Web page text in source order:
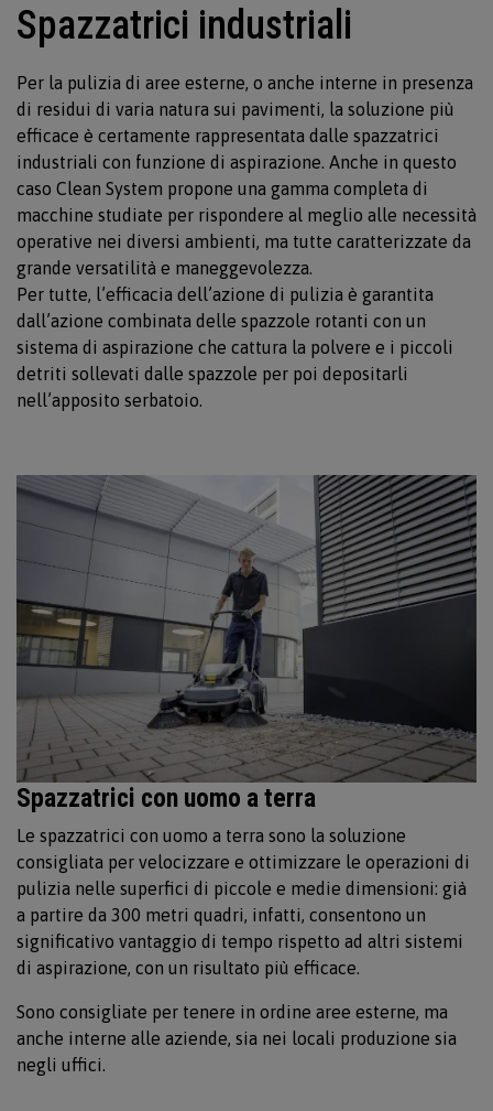
Spazzatrici industriali
Per la pulizia di aree esterne, o anche interne in presenza
di residui di varia natura sui pavimenti, la soluzione più
efficace è certamente rappresentata dalle spazzatrici
industriali con funzione di aspirazione. Anche in questo
caso Clean System propone una gamma completa di
macchine studiate per rispondere al meglio alle necessità
operative nei diversi ambienti, ma tutte caratterizzate da
grande versatilità e maneggevolezza.
Per tutte, l’efficacia dell’azione di pulizia è garantita
dall’azione combinata delle spazzole rotanti con un
sistema di aspirazione che cattura la polvere e i piccoli
detriti sollevati dalle spazzole per poi depositarli
nell’apposito serbatoio.
Spazzatrici con uomo a terra
Le spazzatrici con uomo a terra sono la soluzione
consigliata per velocizzare e ottimizzare le operazioni di
pulizia nelle superfici di piccole e medie dimensioni: già
a partire da 300 metri quadri, infatti, consentono un
significativo vantaggio di tempo rispetto ad altri sistemi
di aspirazione, con un risultato più efficace.
Sono consigliate per tenere in ordine aree esterne, ma
anche interne alle aziende, sia nei locali produzione sia
negli uffici.